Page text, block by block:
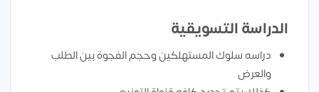
الدراسة التسويقية
دراسه سلوك المستهلكين وحجم الفجوة بين الطلب
والعرض